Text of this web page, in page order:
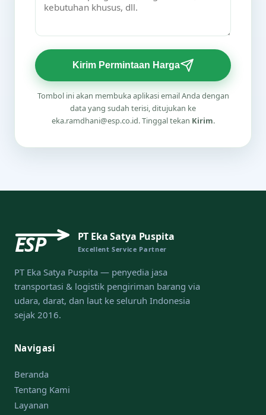
Kirim Permintaan Harga
Tombol ini akan membuka aplikasi email Anda dengan
data yang sudah terisi, ditujukan ke
eka.ramdhani@esp.co.id. Tinggal tekan Kirim.
ESP PT Eka Satya Puspita
Excellent Service Partner
PT Eka Satya Puspita — penyedia jasa
transportasi & logistik pengiriman barang via
udara, darat, dan laut ke seluruh Indonesia
sejak 2016.
Navigasi
Beranda
Tentang Kami
Layanan